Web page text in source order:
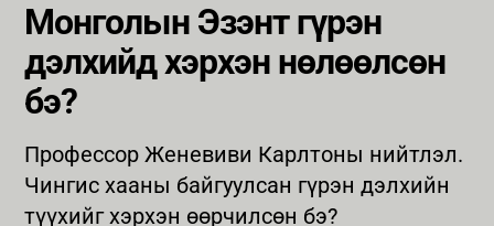
Монголын Эзэнт гүрэн
дэлхийд хэрхэн нөлөөлсөн
бэ?
Профессор Женевиви Карлтоны нийтлэл.
Чингис хааны байгуулсан гүрэн дэлхийн
түүхийг хэрхэн өөрчилсөн бэ?